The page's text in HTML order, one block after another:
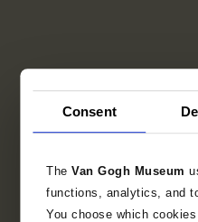
Consent
TheVan Gogh Museum
functions, analytics, and
You choose which